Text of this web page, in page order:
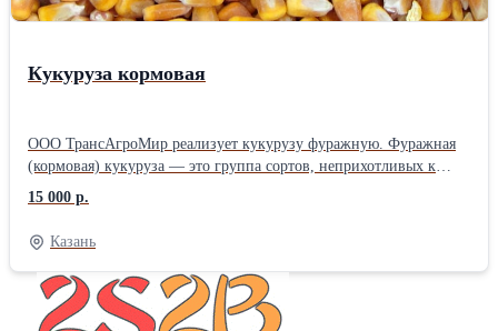
Кукуруза кормовая
ООО ТрансАгроМир реализует кукурузу фуражную. Фуражная
(кормовая) кукуруза — это группа сортов, неприхотливых к
условиям выращивания, но обладающих пониженными
вкусовыми качествами. Зерно таких растений используется в
качестве питательного корма для сельскохозяйственных
животных и птицы. В кукурузном зерне содержится до 10%
растительного белка (протеинов), до 8% жиров. Содержание
углеводов (включая крахмал) может превышать 70%. Фуражная
кукуруза подходит для кормления всех видов
15 000 р.
Казань